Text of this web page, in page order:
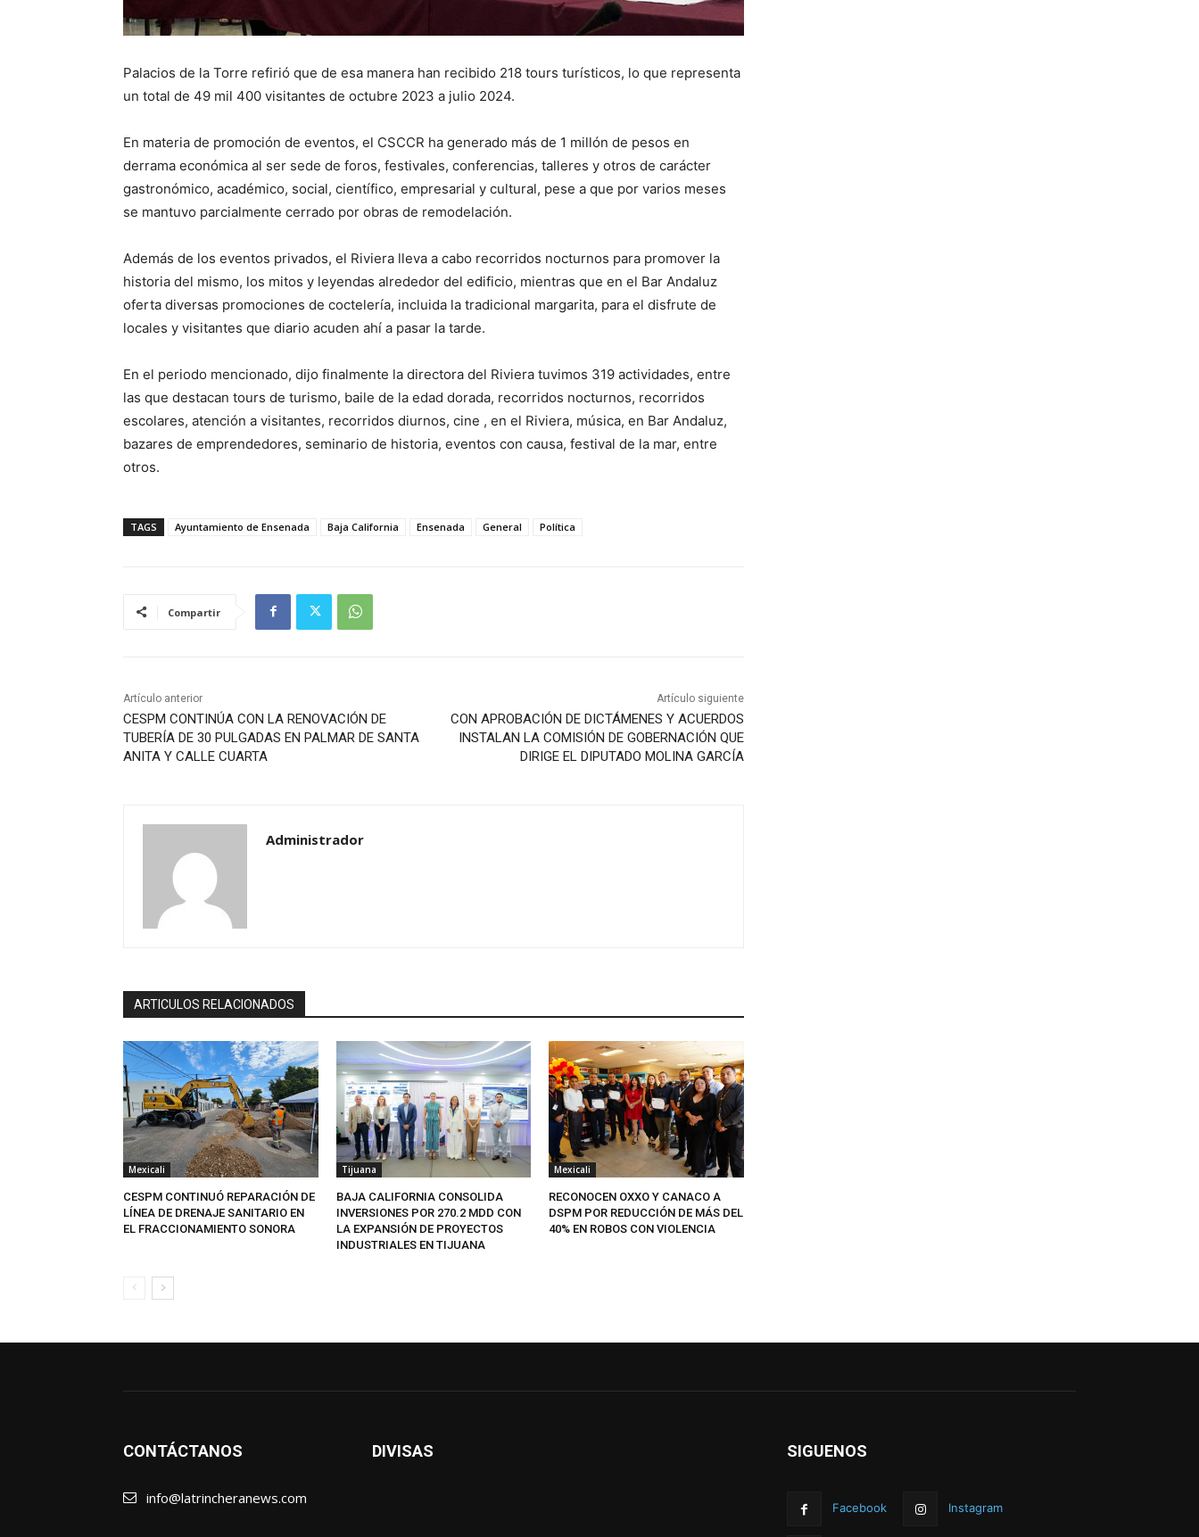
Palacios de la Torre refirió que de esa manera han recibido 218 tours turísticos, lo que representa
un total de 49 mil 400 visitantes de octubre 2023 a julio 2024.
En materia de promoción de eventos, el CSCCR ha generado más de 1 millón de pesos en
derrama económica al ser sede de foros, festivales, conferencias, talleres y otros de carácter
gastronómico, académico, social, científico, empresarial y cultural, pese a que por varios meses
se mantuvo parcialmente cerrado por obras de remodelación.
Además de los eventos privados, el Riviera lleva a cabo recorridos nocturnos para promover la
historia del mismo, los mitos y leyendas alrededor del edificio, mientras que en el Bar Andaluz
oferta diversas promociones de coctelería, incluida la tradicional margarita, para el disfrute de
locales y visitantes que diario acuden ahí a pasar la tarde.
En el periodo mencionado, dijo finalmente la directora del Riviera tuvimos 319 actividades, entre
las que destacan tours de turismo, baile de la edad dorada, recorridos nocturnos, recorridos
escolares, atención a visitantes, recorridos diurnos, cine , en el Riviera, música, en Bar Andaluz,
bazares de emprendedores, seminario de historia, eventos con causa, festival de la mar, entre
otros.
TAGS Ayuntamiento de Ensenada Baja California Ensenada General Política
Compartir
Artículo anterior
CESPM CONTINÚA CON LA RENOVACIÓN DE
TUBERÍA DE 30 PULGADAS EN PALMAR DE SANTA
ANITA Y CALLE CUARTA
Artículo siguiente
CON APROBACIÓN DE DICTÁMENES Y ACUERDOS
INSTALAN LA COMISIÓN DE GOBERNACIÓN QUE
DIRIGE EL DIPUTADO MOLINA GARCÍA
Administrador
ARTICULOS RELACIONADOS
Mexicali
CESPM CONTINUÓ REPARACIÓN DE
LÍNEA DE DRENAJE SANITARIO EN
EL FRACCIONAMIENTO SONORA
Tijuana
BAJA CALIFORNIA CONSOLIDA
INVERSIONES POR 270.2 MDD CON
LA EXPANSIÓN DE PROYECTOS
INDUSTRIALES EN TIJUANA
Mexicali
RECONOCEN OXXO Y CANACO A
DSPM POR REDUCCIÓN DE MÁS DEL
40% EN ROBOS CON VIOLENCIA
CONTÁCTANOS
info@latrincheranews.com
DIVISAS SIGUENOS
Facebook Instagram